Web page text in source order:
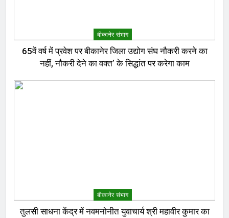
बीकानेर संभाग
65वें वर्ष में प्रवेश पर बीकानेर जिला उद्योग संघ नौकरी करने का
नहीं, नौकरी देने का वक्त’ के सिद्धांत पर करेगा काम
बीकानेर संभाग
तुलसी साधना केंद्र में नवमनोनीत युवाचार्य श्री महावीर कुमार का